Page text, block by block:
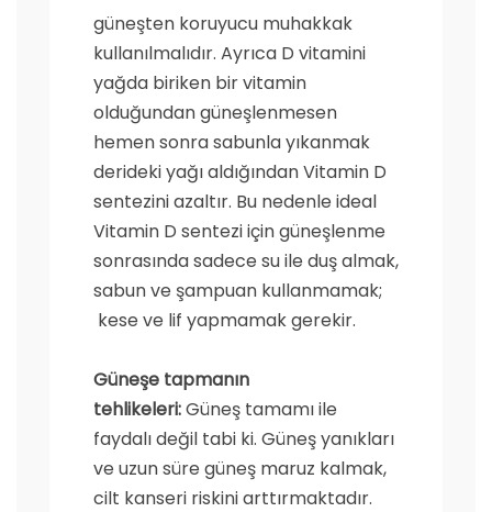
güneşten koruyucu muhakkak
kullanılmalıdır. Ayrıca D vitamini
yağda biriken bir vitamin
olduğundan güneşlenmesen
hemen sonra sabunla yıkanmak
derideki yağı aldığından Vitamin D
sentezini azaltır. Bu nedenle ideal
Vitamin D sentezi için güneşlenme
sonrasında sadece su ile duş almak,
sabun ve şampuan kullanmamak;
kese ve lif yapmamak gerekir.
Güneşe tapmanın
tehlikeleri:Güneş tamamı ile
faydalı değil tabi ki. Güneş yanıkları
ve uzun süre güneş maruz kalmak,
cilt kanseri riskini arttırmaktadır.